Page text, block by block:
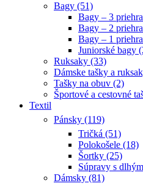
Bagy (51)
Bagy – 3
Bagy – 2
Bagy – 1
Juniorské bagy
Ruksaky (33)
Dámske tašky a
Tašky na obuv (2)
Športové a cestovné
Textil
Pánsky (119)
Tričká (51)
Polokošele (18)
Šortky (25)
Súpravy s
Dámsky (81)